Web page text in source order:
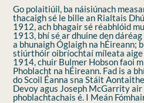
Go polaitiúil, ba náisiúnach
thacaigh sé le bille an Rialtais
1912, ach bhagair sé réabhlóid
1913, bhí sé ar dhuine den
a bhunaigh Óglaigh na hÉireann;
stiúrthóir oibríochtaí míleata aige
1914, chuir Bulmer Hobson faoi
Phoblacht na hÉireann. Fad is a
do Scoil Éanna sna Stáit
Devoy agus Joseph McGarrity
phoblachtachais é. I Meán